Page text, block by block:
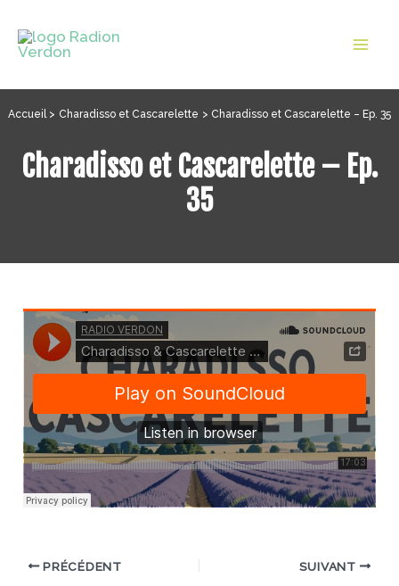
contenu
Accueil Charadisso et Cascarelette Charadisso et Cascarelette – Ep. 35
Charadisso et Cascarelette – Ep.
35
PRÉCÉDENT SUIVANT